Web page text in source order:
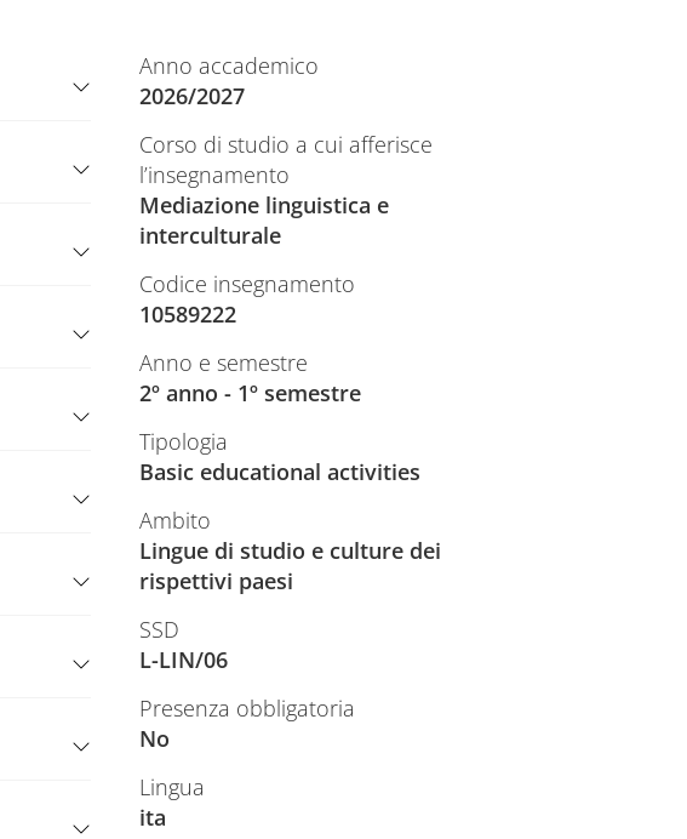
Anno accademico
2026/2027
Corso di studio a cui afferisce
l’insegnamento
Mediazione linguistica e
interculturale
Codice insegnamento
10589222
Anno e semestre
2º anno - 1º semestre
Tipologia
Basic educational activities
Ambito
Lingue di studio e culture dei
rispettivi paesi
SSD
L-LIN/06
Presenza obbligatoria
No
Lingua
ita